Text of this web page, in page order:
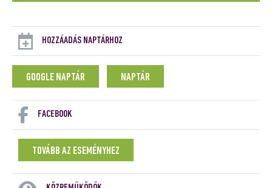
HOZZÁADÁS NAPTÁRHOZ
GOOGLE NAPTÁR NAPTÁR
FACEBOOK
TOVÁBB AZ ESEMÉNYHEZ